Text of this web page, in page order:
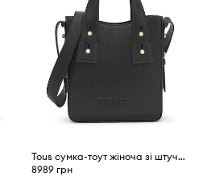
Tous сумка-тоут жіноча зі штучної шкіри
8989 грн